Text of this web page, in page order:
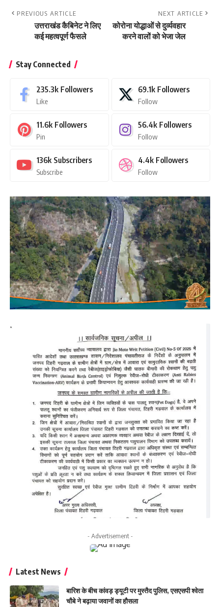
PREVIOUS ARTICLE
उत्तराखंड कैबिनेट ने लिए
कई महत्वपूर्ण फैसले
NEXT ARTICLE
कोरोना योद्धाओं से दुर्व्यवहार
करने वालों को भेजा जेल
Stay Connected
235.3k Followers
Like
69.1k Followers
Follow
11.6k Followers
Pin
56.4k Followers
Follow
136k Subscribers
Subscribe
4.4k Followers
Follow
- Advertisement -
Latest News
बारिश के बीच कांवड़ ड्यूटी पर मुस्तैद पुलिस, एसएसपी श्वेता
चौबे ने बढ़ाया जवानों का हौसला